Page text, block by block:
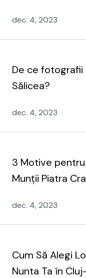
dec. 4, 2023
De ce fotografii
Sălicea?
dec. 4, 2023
3 Motive
Munții Piatra
dec. 4, 2023
Cum Să Alegi
Nunta Ta în